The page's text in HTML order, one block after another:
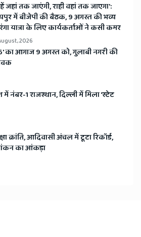
जहां तक जाएंगी, राही वहां तक जाएगा':
में बीजेपी की बैठक, 9 अगस्त की भव्य
यात्रा के लिए कार्यकर्ताओं ने कसी कमर
2026
का आगाज 9 अगस्त को, गुलाबी नगरी की
नंबर-1 राजस्थान, दिल्ली में मिला 'स्टेट
क्रांति, आदिवासी अंचल में टूटा रिकॉर्ड,
का आंकड़ा